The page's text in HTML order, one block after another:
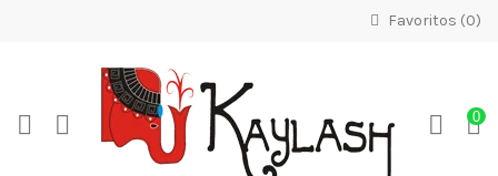
Favoritos (0)
0